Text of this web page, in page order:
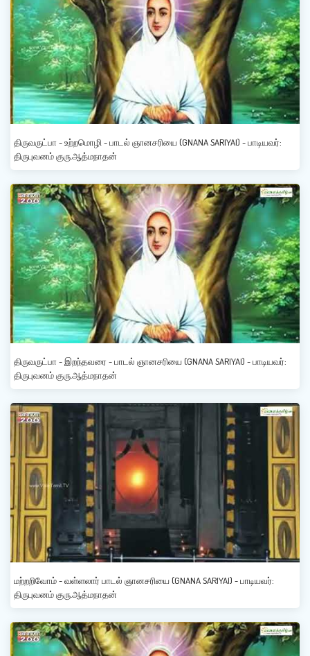
திருவருட்பா - உற்றமொழி - பாடல் ஞானசரியை (GNANA SARIYAI) - பாடியவர்:
திருபுவனம் குரு.ஆத்மநாதன்
திருவருட்பா - இறந்தவரை - பாடல் ஞானசரியை (GNANA SARIYAI) - பாடியவர்:
திருபுவனம் குரு.ஆத்மநாதன்
மற்றறிவோம் - வள்ளலார் பாடல் ஞானசரியை (GNANA SARIYAI) - பாடியவர்:
திருபுவனம் குரு.ஆத்மநாதன்